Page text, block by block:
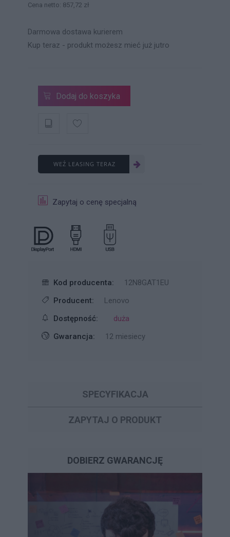
Cena netto: 857,72 zł
Darmowa dostawa kurierem
Kup teraz - produkt możesz mieć już jutro
Dodaj do koszyka
WEŹ LEASING TERAZ
Zapytaj o cenę specjalną
Kod producenta:
12N8GAT1EU
Producent:
Lenovo
Dostępność:
duża
Gwarancja:
12 miesiecy
SPECYFIKACJA
ZAPYTAJ O PRODUKT
DOBIERZ GWARANCJĘ